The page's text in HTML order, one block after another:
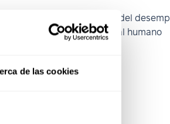
de las cookies
Gestión continua del
Gestión del capital humano